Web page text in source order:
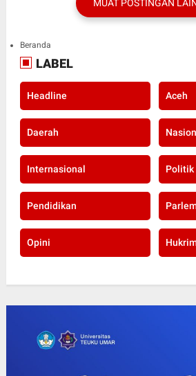
MUAT POSTINGAN
Beranda
LABEL
Headline Aceh
Daerah
Internasional Politik
Pendidikan
Opini